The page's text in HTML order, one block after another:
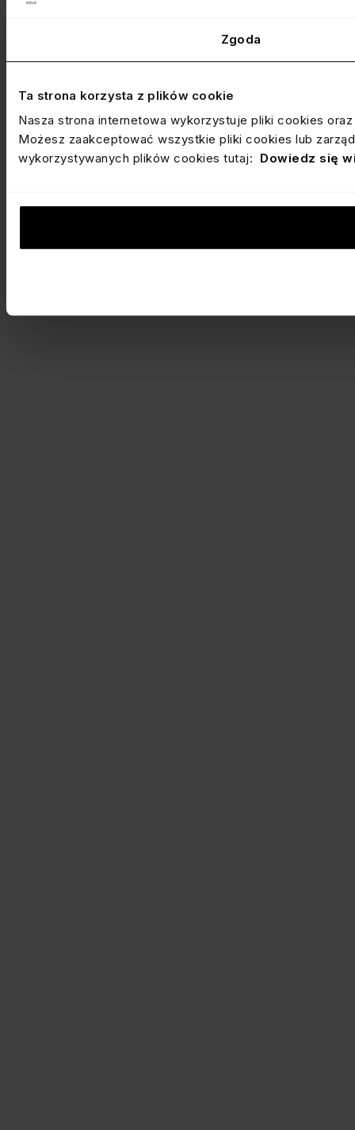
Zgoda
Ta strona korzysta z plików cookie
Nasza strona internetowa wykorzystuje pliki cookies
Możesz zaakceptować wszystkie pliki cookies lub
wykorzystywanych plików cookies tutaj: Dowiedz się